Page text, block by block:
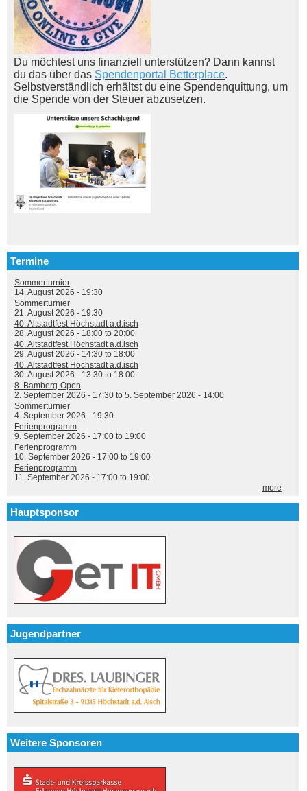
Du möchtest uns finanziell unterstützen? Dann kannst
du das über das Spendenportal Betterplace.
Selbstverständlich erhältst du eine Spendenquittung, um
die Spende von der Steuer abzusetzen.
Termine
Sommerturnier
14. August 2026 - 19:30
Sommerturnier
21. August 2026 - 19:30
40. Altstadtfest Höchstadt a.d.isch
28. August 2026 - 18:00 to 20:00
40. Altstadtfest Höchstadt a.d.isch
29. August 2026 - 14:30 to 18:00
40. Altstadtfest Höchstadt a.d.isch
30. August 2026 - 13:30 to 18:00
8. Bamberg-Open
2. September 2026 - 17:30 to 5. September 2026 - 14:00
Sommerturnier
4. September 2026 - 19:30
Ferienprogramm
9. September 2026 - 17:00 to 19:00
Ferienprogramm
10. September 2026 - 17:00 to 19:00
Ferienprogramm
11. September 2026 - 17:00 to 19:00
more
Hauptsponsor
Jugendpartner
Weitere Sponsoren